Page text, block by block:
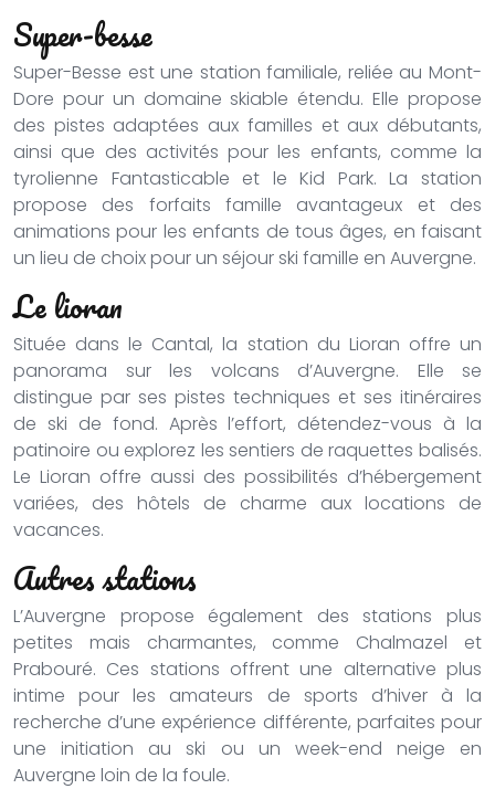
Super-besse
Super-Besse est une station familiale, reliée au Mont-
Dore pour un domaine skiable étendu. Elle propose
des pistes adaptées aux familles et aux débutants,
ainsi que des activités pour les enfants, comme la
tyrolienne Fantasticable et le Kid Park. La station
propose des forfaits famille avantageux et des
animations pour les enfants de tous âges, en faisant
un lieu de choix pour un séjour ski famille en Auvergne.
Le lioran
Située dans le Cantal, la station du Lioran offre un
panorama sur les volcans d’Auvergne. Elle se
distingue par ses pistes techniques et ses itinéraires
de ski de fond. Après l’effort, détendez-vous à la
patinoire ou explorez les sentiers de raquettes balisés.
Le Lioran offre aussi des possibilités d’hébergement
variées, des hôtels de charme aux locations de
vacances.
Autres stations
L’Auvergne propose également des stations plus
petites mais charmantes, comme Chalmazel et
Prabouré. Ces stations offrent une alternative plus
intime pour les amateurs de sports d’hiver à la
recherche d’une expérience différente, parfaites pour
une initiation au ski ou un week-end neige en
Auvergne loin de la foule.